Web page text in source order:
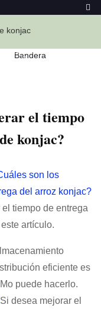
Acelerar El Tiempo De
el tiempo
konjac?
son los
del arroz konjac?
tiempo de entrega
artículo.
eficiente es
puede hacerlo.
Si desea mejorar el